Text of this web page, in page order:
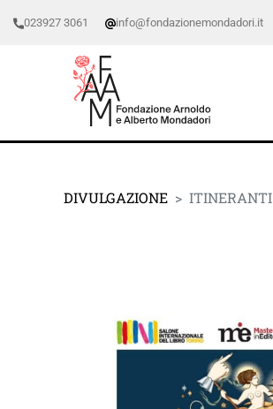
023927 3061 info@fondazionemondadori.it
DIVULGAZIONE
ITINERANTI